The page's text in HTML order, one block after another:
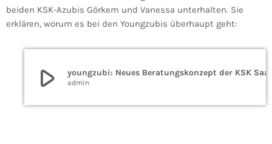
beiden KSK-Azubis Görkem und Vanessa unterhalten. Sie
erklären, worum es bei den Youngzubis überhaupt geht:
play_arrow admin